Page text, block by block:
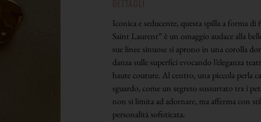
Iconica e seducente, questa spilla a forma di
Saint Laurent” è un omaggio audace alla
sue linee sinuose si aprono in una corolla
danza sulle superfici evocando l’eleganza
haute couture. Al centro, una piccola perla
sguardo, come un segreto sussurrato tra i
non si limita ad adornare, ma afferma con
personalità sofisticata.